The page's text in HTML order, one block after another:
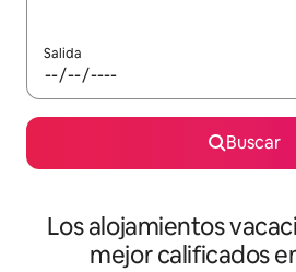
Salida
Buscar
Los alojamientos
mejor calificados